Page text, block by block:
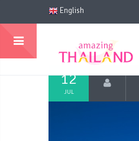
English
12
JUL